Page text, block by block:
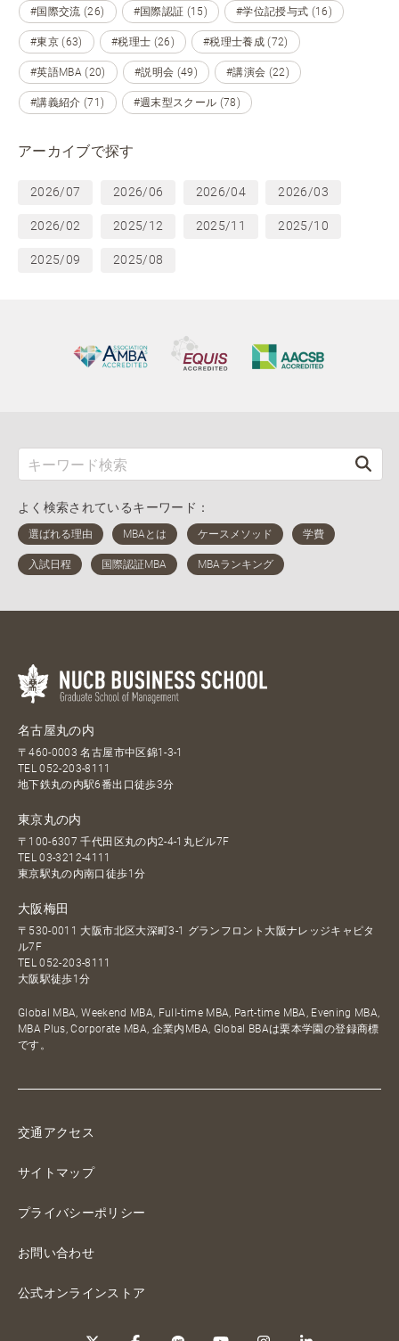
#国際交流 (26) #国際認証 (15) #学位記授与式 (16)
#東京 (63) #税理士 (26) #税理士養成 (72)
#英語MBA (20) #説明会 (49) #講演会 (22)
#講義紹介 (71) #週末型スクール (78)
アーカイブで探す
2026/07 2026/06 2026/04 2026/03
2026/02 2025/12 2025/11 2025/10
2025/09 2025/08
よく検索されているキーワード：
名古屋丸の内
〒460-0003 名古屋市中区錦1-3-1
TEL052-203-8111
地下鉄丸の内駅6番出口徒歩3分
東京丸の内
〒100-6307 千代田区丸の内2-4-1丸ビル7F
TEL03-3212-4111
東京駅丸の内南口徒歩1分
大阪梅田
〒530-0011 大阪市北区大深町3-1 グランフロント大阪ナレッジキャピタ
ル7F
TEL052-203-8111
大阪駅徒歩1分
Global MBA, Weekend MBA, Full-time MBA, Part-time MBA, Evening MBA,
MBA Plus, Corporate MBA, 企業内MBA, Global BBAは栗本学園の登録商標
です。
交通アクセス
サイトマップ
プライバシーポリシー
お問い合わせ
公式オンラインストア